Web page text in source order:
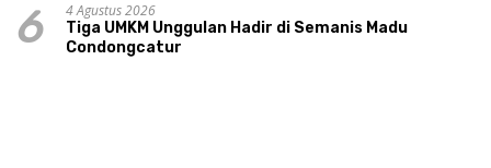
6
4 Agustus 2026
Tiga UMKM Unggulan Hadir di Semanis Madu
Condongcatur